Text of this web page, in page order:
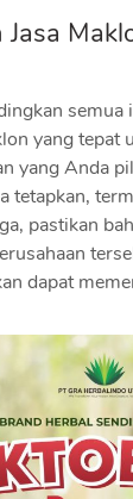
yang tepat
yang Anda
tetapkan,
pastikan
dapat